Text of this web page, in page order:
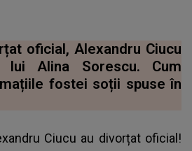
oficial, Alexandru Ciucu
Alina Sorescu. Cum
fostei soții spuse în
Ciucu au divorțat oficial!